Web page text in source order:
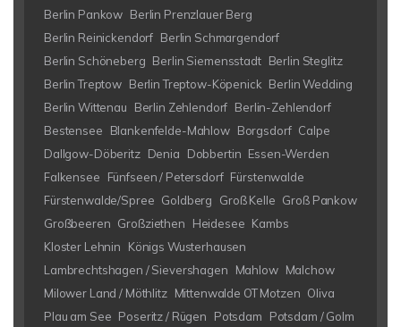
Berlin Pankow Berlin Prenzlauer Berg
Berlin Reinickendorf Berlin Schmargendorf
Berlin Schöneberg Berlin Siemensstadt Berlin Steglitz
Berlin Treptow Berlin Treptow-Köpenick Berlin Wedding
Berlin Wittenau
Berlin Zehlendorf Berlin-Zehlendorf
Bestensee
Blankenfelde-Mahlow Borgsdorf Calpe
Dallgow-Döberitz Denia Dobbertin Essen-Werden
Falkensee
Fünfseen / Petersdorf Fürstenwalde
Fürstenwalde/Spree Goldberg Groß Kelle Groß Pankow
Großbeeren Großziethen Heidesee Kambs
Kloster Lehnin
Königs Wusterhausen
Lambrechtshagen / Sievershagen
Mahlow Malchow
Milower Land / Möthlitz Mittenwalde OT Motzen Oliva
Plau am See Poseritz / Rügen Potsdam
Potsdam / Golm